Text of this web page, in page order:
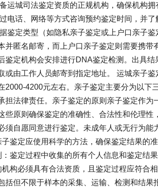
运城司法鉴定资质的正规机构，确保机构
电话、网络等方式咨询预约鉴定时间，并
鉴定类型（如隐私亲子鉴定或上户口亲子
匿名邮寄，而上户口亲子鉴定则需要携带
鉴定机构会安排进行DNA鉴定检测。出具
或由工作人员邮寄到指定地址。 运城亲子
2000-4200元左右。亲子鉴定主要分为以下
担法律责任。亲子鉴定的原则亲子鉴定作为
些原则确保鉴定的准确性、合法性和伦理性
须自愿同意进行鉴定。未成年人或无行为能
鉴定应使用科学的方法，确保鉴定结果的
鉴定过程中收集的所有个人信息和鉴定结
构必须具有合法资质，且鉴定过程应符合
括但不限于样本的采集、运输、检测和结果